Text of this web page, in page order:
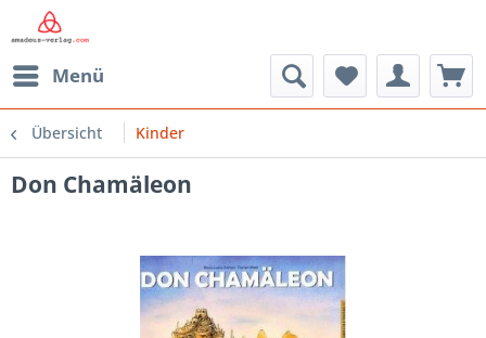
Menü
Übersicht Kinder
Don Chamäleon